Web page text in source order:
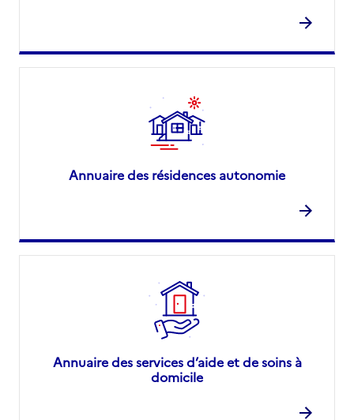
Annuaire des résidences autonomie
Annuaire des services d’aide et de soins à
domicile